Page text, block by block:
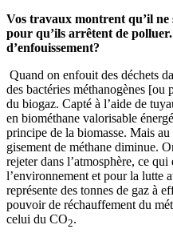
Vos travaux montrent qu’il ne
pour qu’ils arrêtent de polluer.
d’enfouissement?
Quand on enfouit des déchets
des bactéries méthanogènes
du biogaz. Capté à l’aide de
en biométhane valorisable
principe de la biomasse. Mais
gisement de méthane diminue.
rejeter dans l’atmosphère, ce
l’environnement et pour la lutte
représente des tonnes de gaz à
pouvoir de réchauffement du
celui du CO2.